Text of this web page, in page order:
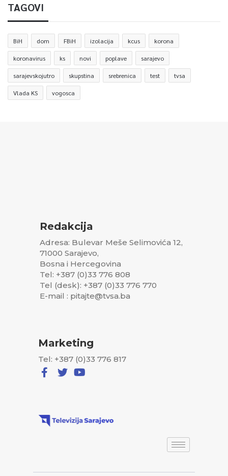
TAGOVI
BiH dom FBiH izolacija kcus korona
koronavirus ks novi poplave sarajevo
sarajevskojutro skupstina srebrenica test tvsa
Vlada KS vogosca
Redakcija
Adresa: Bulevar Meše Selimovića 12,
71000 Sarajevo,
Bosna i Hercegovina
Tel: +387 (0)33 776 808
Tel (desk): +387 (0)33 776 770
E-mail : pitajte@tvsa.ba
Marketing
Tel: +387 (0)33 776 817